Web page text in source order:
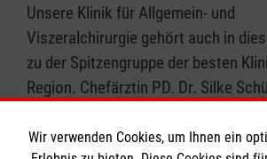
Unsere Klinik für Allgemein- und
Viszeralchirurgie gehört auch in
zu der Spitzengruppe der besten
Region. Chefärztin PD. Dr. Silke
täglich vor.
Wir verwenden Cookies, um Ihnen ein